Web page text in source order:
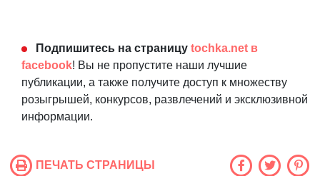
Подпишитесь на страницу tochka.net в
facebook! Вы не пропустите наши лучшие
публикации, а также получите доступ к множеству
розыгрышей, конкурсов, развлечений и эксклюзивной
информации.
ПЕЧАТЬ СТРАНИЦЫ